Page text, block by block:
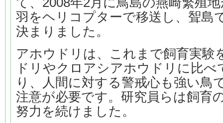
羽をヘリコプターで移送し、聟島
決まりました。
アホウドリは、これまで飼育実験
ドリやクロアシアホウドリに比
り、人間に対する警戒心も強い鳥
注意が必要です。研究員らは飼育
努力を続けました。